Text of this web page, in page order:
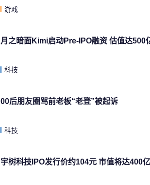
游戏
月之暗面Kimi启动Pre-IPO融资 估值达500
科技
00后朋友圈骂前老板“老登”被起诉
科技
宇树科技IPO发行价约104元 市值将达400